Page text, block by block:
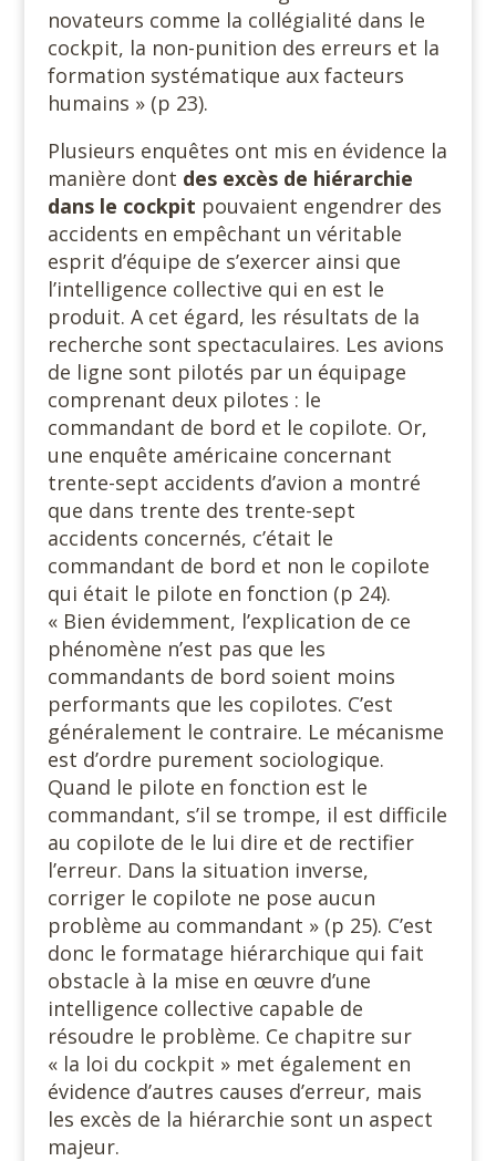
novateurs comme la collégialité dans le
cockpit, la non-punition des erreurs et la
formation systématique aux facteurs
humains » (p 23).
Plusieurs enquêtes ont mis en évidence la
manière dont des excès de hiérarchie
dans le cockpit pouvaient engendrer des
accidents en empêchant un véritable
esprit d’équipe de s’exercer ainsi que
l’intelligence collective qui en est le
produit. A cet égard, les résultats de la
recherche sont spectaculaires. Les avions
de ligne sont pilotés par un équipage
comprenant deux pilotes : le
commandant de bord et le copilote. Or,
une enquête américaine concernant
trente-sept accidents d’avion a montré
que dans trente des trente-sept
accidents concernés, c’était le
commandant de bord et non le copilote
qui était le pilote en fonction (p 24).
« Bien évidemment, l’explication de ce
phénomène n’est pas que les
commandants de bord soient moins
performants que les copilotes. C’est
généralement le contraire. Le mécanisme
est d’ordre purement sociologique.
Quand le pilote en fonction est le
commandant, s’il se trompe, il est difficile
au copilote de le lui dire et de rectifier
l’erreur. Dans la situation inverse,
corriger le copilote ne pose aucun
problème au commandant » (p 25). C’est
donc le formatage hiérarchique qui fait
obstacle à la mise en œuvre d’une
intelligence collective capable de
résoudre le problème. Ce chapitre sur
« la loi du cockpit » met également en
évidence d’autres causes d’erreur, mais
les excès de la hiérarchie sont un aspect
majeur.